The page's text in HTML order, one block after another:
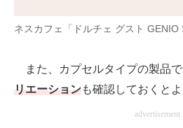
ネスカフェ「ドルチェ グスト GENIO
また、カプセルタイプの製品で
リエーションも確認しておくとよ
advertisement